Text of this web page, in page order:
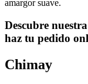
amargor suave.
Descubre
haz tu pedido
Chimay